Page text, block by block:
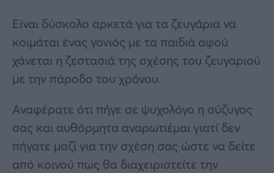
Είναι δύσκολο αρκετά για τα ζευγάρια να
κοιμάται ένας γονιός με τα παιδιά αφού
χάνεται η ζεστασιά της σχέσης του ζευγαριού
με την πάροδο του χρόνου.
Αναφέρατε ότι πήγε σε ψυχολόγο η σύζυγος
σας και αυθόρμητα αναρωτιέμαι γιατί δεν
πήγατε μαζί για την σχέση σας ώστε να δείτε
από κοινού πως θα διαχειριστείτε την